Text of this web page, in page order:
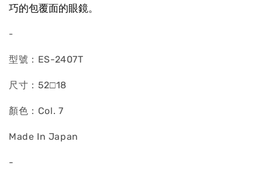
巧的包覆面的眼鏡。
-
型號：ES-2407T
尺寸：52□18
顏色：Col. 7
Made In Japan
-